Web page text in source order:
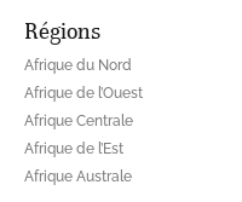
Régions
Afrique du Nord
Afrique de l’Ouest
Afrique Centrale
Afrique de l’Est
Afrique Australe